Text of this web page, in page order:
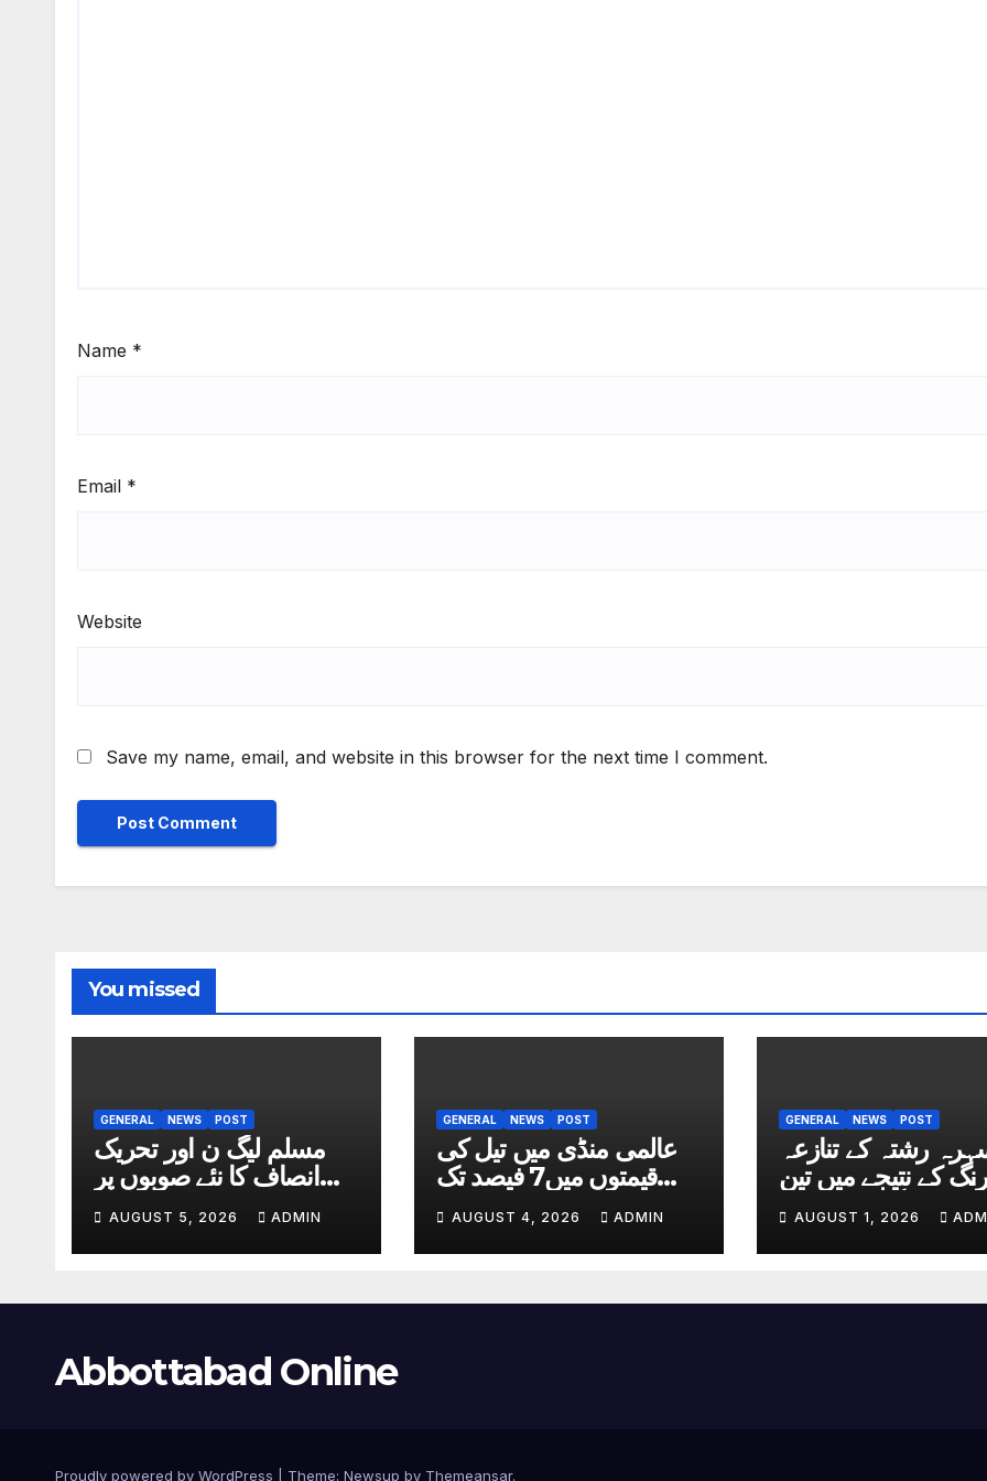
Name *
Email *
Website
Save my name, email, and website in this browser for the next time I comment.
You missed
GENERAL NEWS POST
مسلم لیگ ن اور تحریک
انصاف کا نئے صوبوں پر
AUGUST 5, 2026 ADMIN
GENERAL NEWS POST
عالمی منڈی میں تیل کی
قیمتوں میں7 فیصد تک
AUGUST 4, 2026 ADMIN
GENERAL NEWS POST
رشتہ کے تنازعہ
کے نتیجے میں تین
AUGUST 1, 2026
Abbottabad Online
Proudly powered by WordPress Theme: Newsup by Themeansar.